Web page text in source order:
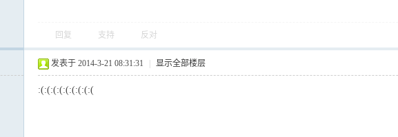
回复 支持 反对
发表于 2014-3-21 08:31:31 显示全部楼层
:(:(:(:(:(:(:(:(:(